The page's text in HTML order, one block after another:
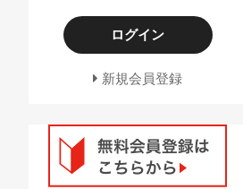
ログイン
新規会員登録